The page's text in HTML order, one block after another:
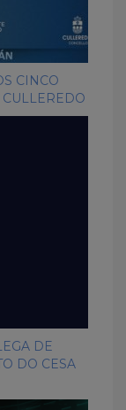
CINCO
DE
DO CESA